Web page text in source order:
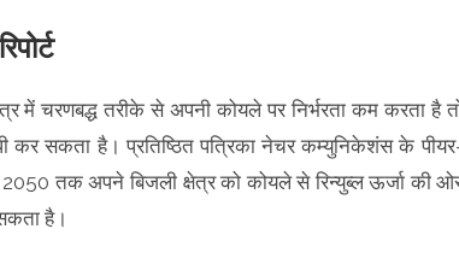
में चरणबद्ध तरीके से अपनी कोयले पर निर्भरता कम करता है
सकता है। प्रतिष्ठित पत्रिका नेचर कम्युनिकेशंस के
तक अपने बिजली क्षेत्र को कोयले से रिन्युब्ल ऊर्जा की
है।